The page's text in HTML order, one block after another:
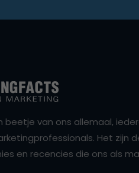
van ons allemaal,
Het zijn
en recencies die ons als